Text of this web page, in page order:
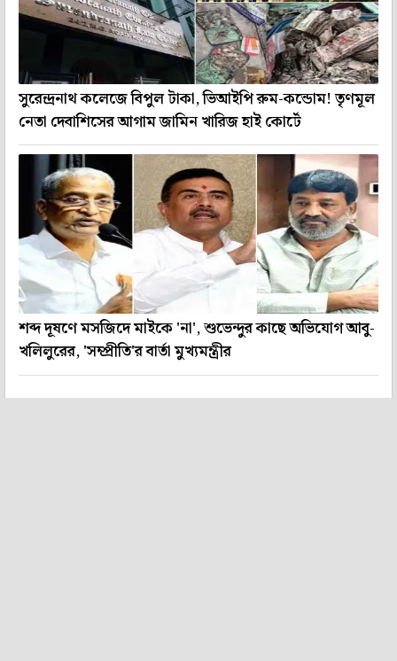
সুরেন্দ্রনাথ কলেজে বিপুল টাকা, ভিআইপি রুম-কন্ডোম! তৃণমূল
নেতা দেবাশিসের আগাম জামিন খারিজ হাই কোর্টে
শব্দ দূষণে মসজিদে মাইকে 'না', শুভেন্দুর কাছে অভিযোগ আবু-
খলিলুরের, 'সম্প্রীতি'র বার্তা মুখ্যমন্ত্রীর